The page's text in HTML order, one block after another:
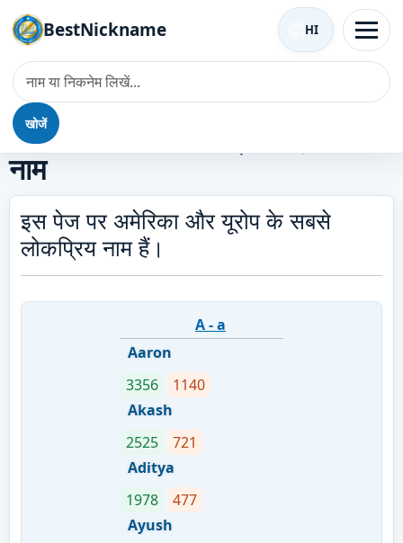
BestNickname
खोजें
HI
TOP 10 सबसे लोकप्रिय लड़कों के
नाम
इस पेज पर अमेरिका और यूरोप के सबसे
लोकप्रिय नाम हैं।
A - a
Aaron
3356
1140
Akash
2525
721
Aditya
1978
477
Ayush